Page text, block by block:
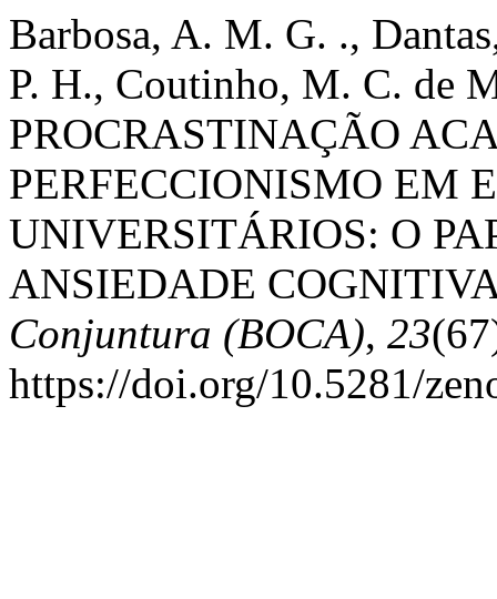
Barbosa, A. M. G. .,
P. H., Coutinho, M. C. de
PROCRASTINAÇÃO
PERFECCIONISMO EM
UNIVERSITÁRIOS: O
ANSIEDADE
Conjuntura (BOCA), 23
https://doi.org/10.5281/